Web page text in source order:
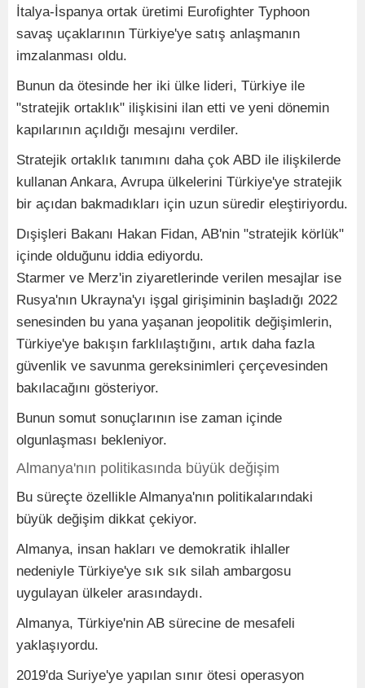
İtalya-İspanya ortak üretimi Eurofighter Typhoon
savaş uçaklarının Türkiye'ye satış anlaşmanın
imzalanması oldu.
Bunun da ötesinde her iki ülke lideri, Türkiye ile
"stratejik ortaklık" ilişkisini ilan etti ve yeni dönemin
kapılarının açıldığı mesajını verdiler.
Stratejik ortaklık tanımını daha çok ABD ile ilişkilerde
kullanan Ankara, Avrupa ülkelerini Türkiye'ye stratejik
bir açıdan bakmadıkları için uzun süredir eleştiriyordu.
Dışişleri Bakanı Hakan Fidan, AB'nin "stratejik körlük"
içinde olduğunu iddia ediyordu.
Starmer ve Merz'in ziyaretlerinde verilen mesajlar ise
Rusya'nın Ukrayna'yı işgal girişiminin başladığı 2022
senesinden bu yana yaşanan jeopolitik değişimlerin,
Türkiye'ye bakışın farklılaştığını, artık daha fazla
güvenlik ve savunma gereksinimleri çerçevesinden
bakılacağını gösteriyor.
Bunun somut sonuçlarının ise zaman içinde
olgunlaşması bekleniyor.
Almanya'nın politikasında büyük değişim
Bu süreçte özellikle Almanya'nın politikalarındaki
büyük değişim dikkat çekiyor.
Almanya, insan hakları ve demokratik ihlaller
nedeniyle Türkiye'ye sık sık silah ambargosu
uygulayan ülkeler arasındaydı.
Almanya, Türkiye'nin AB sürecine de mesafeli
yaklaşıyordu.
2019'da Suriye'ye yapılan sınır ötesi operasyon